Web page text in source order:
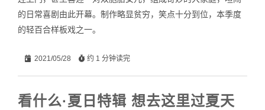
的日常喜剧由此开幕。制作略显贫穷，笑点十分到位，本季度
的轻百合样板戏之一。
2021/05/28 约 1 分钟读完
看什么·夏日特辑 想去这里过夏天